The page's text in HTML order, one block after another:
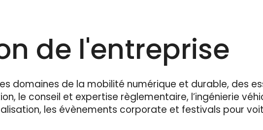
de l'entreprise
domaines de la mobilité numérique et durable, des
le conseil et expertise règlementaire, l’ingénierie
les évènements corporate et festivals pour